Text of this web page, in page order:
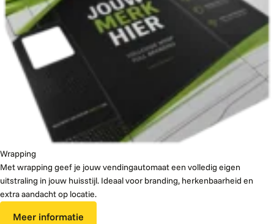
Wrapping
Met wrapping geef je jouw vendingautomaat een volledig eigen
uitstraling in jouw huisstijl. Ideaal voor branding, herkenbaarheid en
extra aandacht op locatie.
Meer informatie